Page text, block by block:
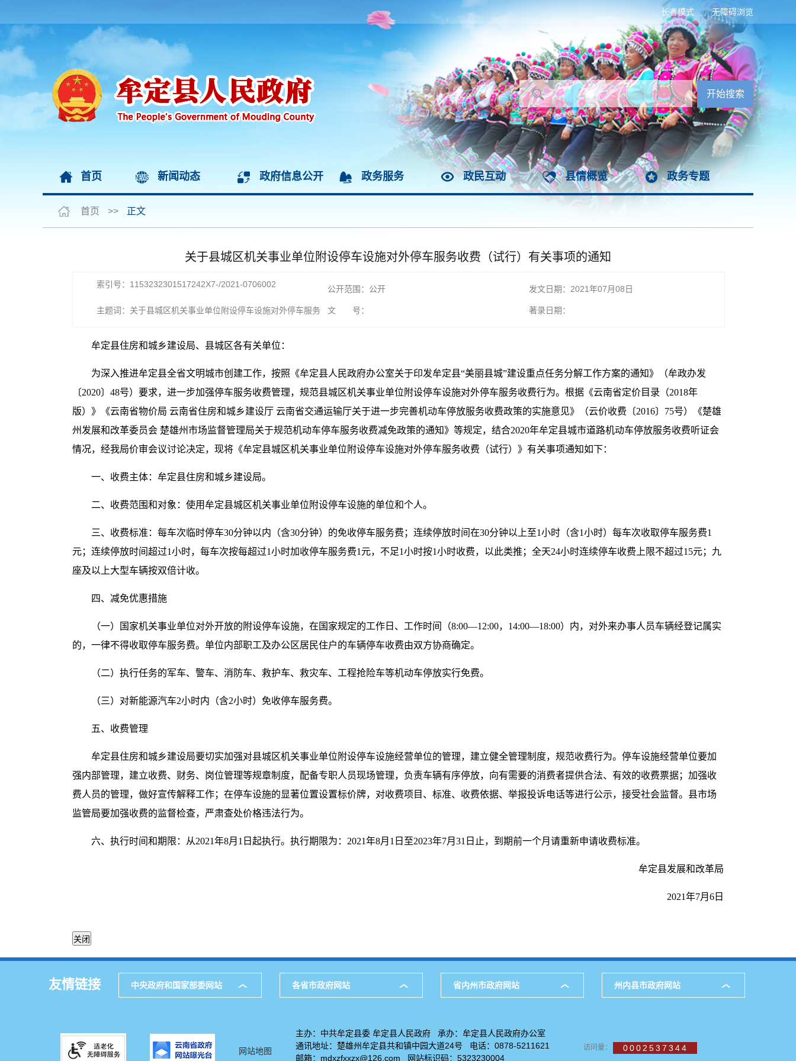
无障碍浏览
长者模式
首页 新闻动态 政府信息公开 政务服务 政民互动 县情概览 政务专题
首页 >> 正文
关于县城区机关事业单位附设停车设施对外停车服务收费（试行）有关事项的通知
索引号：1153232301517242X7-/2021-0706002 公开范围：公开 发文日期：2021年07月08日
主题词：关于县城区机关事业单位附设停车设施对外停车服务 文 号： 著录日期：
牟定县住房和城乡建设局、县城区各有关单位：
为深入推进牟定县全省文明城市创建工作，按照《牟定县人民政府办公室关于印发牟定县“美丽县城”建设重点任务分解工作方案的通知》（牟政办发
〔2020〕48号）要求，进一步加强停车服务收费管理，规范县城区机关事业单位附设停车设施对外停车服务收费行为。根据《云南省定价目录（2018年
版）》《云南省物价局 云南省住房和城乡建设厅 云南省交通运输厅关于进一步完善机动车停放服务收费政策的实施意见》（云价收费〔2016〕75号）《楚雄
州发展和改革委员会 楚雄州市场监督管理局关于规范机动车停车服务收费减免政策的通知》等规定，结合2020年牟定县城市道路机动车停放服务收费听证会
情况，经我局价审会议讨论决定，现将《牟定县城区机关事业单位附设停车设施对外停车服务收费（试行）》有关事项通知如下：
一、收费主体：牟定县住房和城乡建设局。
二、收费范围和对象：使用牟定县城区机关事业单位附设停车设施的单位和个人。
三、收费标准：每车次临时停车30分钟以内（含30分钟）的免收停车服务费；连续停放时间在30分钟以上至1小时（含1小时）每车次收取停车服务费1
元；连续停放时间超过1小时，每车次按每超过1小时加收停车服务费1元，不足1小时按1小时收费，以此类推；全天24小时连续停车收费上限不超过15元；九
座及以上大型车辆按双倍计收。
四、减免优惠措施
（一）国家机关事业单位对外开放的附设停车设施，在国家规定的工作日、工作时间（8:00—12:00，14:00—18:00）内，对外来办事人员车辆经登记属实
的，一律不得收取停车服务费。单位内部职工及办公区居民住户的车辆停车收费由双方协商确定。
（二）执行任务的军车、警车、消防车、救护车、救灾车、工程抢险车等机动车停放实行免费。
（三）对新能源汽车2小时内（含2小时）免收停车服务费。
五、收费管理
牟定县住房和城乡建设局要切实加强对县城区机关事业单位附设停车设施经营单位的管理，建立健全管理制度，规范收费行为。停车设施经营单位要加
强内部管理，建立收费、财务、岗位管理等规章制度，配备专职人员现场管理，负责车辆有序停放，向有需要的消费者提供合法、有效的收费票据；加强收
费人员的管理，做好宣传解释工作；在停车设施的显著位置设置标价牌，对收费项目、标准、收费依据、举报投诉电话等进行公示，接受社会监督。县市场
监管局要加强收费的监督检查，严肃查处价格违法行为。
六、执行时间和期限：从2021年8月1日起执行。执行期限为：2021年8月1日至2023年7月31日止，到期前一个月请重新申请收费标准。
牟定县发展和改革局
2021年7月6日
友情链接 中央政府和国家部委网站 各省市政府网站 省内州市政府网站 州内县市政府网站
网站地图
主办：中共牟定县委 牟定县人民政府 承办：牟定县人民政府办公室
通讯地址：楚雄州牟定县共和镇中园大道24号 电话：0878-5211621
邮箱：mdxzfxxzx@126.com 网站标识码：5323230004
访问量： 0002537344